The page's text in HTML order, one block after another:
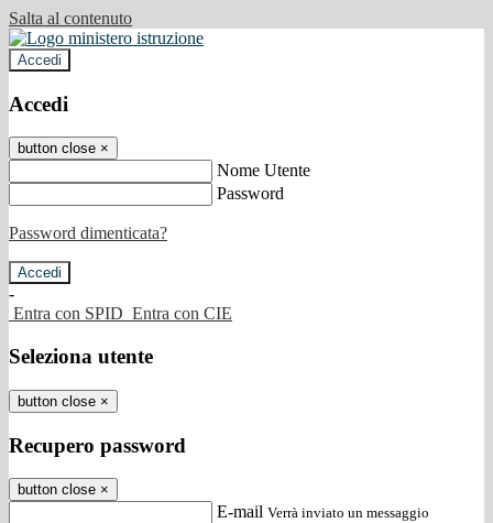
Salta al contenuto
Accedi
Accedi
button close ×
Nome Utente
Password
Password dimenticata?
-
Entra con SPID Entra con CIE
Seleziona utente
button close ×
Recupero password
button close ×
E-mail Verrà inviato un messaggio